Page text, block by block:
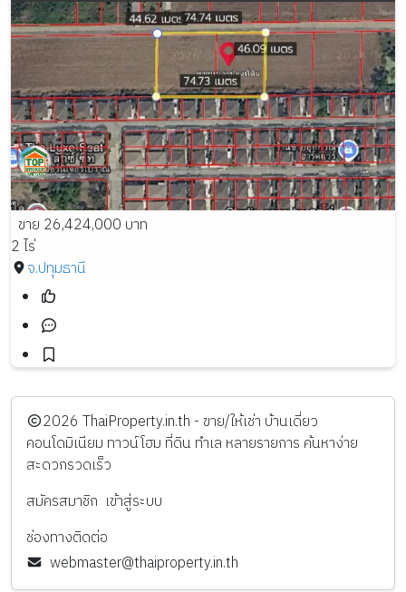
ขาย 26,424,000 บาท
2 ไร่
จ.ปทุมธานี
️2026 ThaiProperty.in.th - ขาย/ให้เช่า บ้านเดี่ยว
คอนโดมิเนียม ทาวน์โฮม ที่ดิน ทำเล หลายรายการ ค้นหาง่าย
สะดวกรวดเร็ว
สมัครสมาชิก เข้าสู่ระบบ
ช่องทางติดต่อ
webmaster@thaiproperty.in.th